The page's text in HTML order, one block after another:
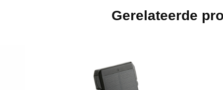
Gerelateerde